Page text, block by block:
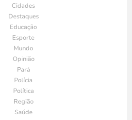
Cidades
Destaques
Educação
Esporte
Mundo
Opinião
Pará
Polícia
Política
Região
Saúde